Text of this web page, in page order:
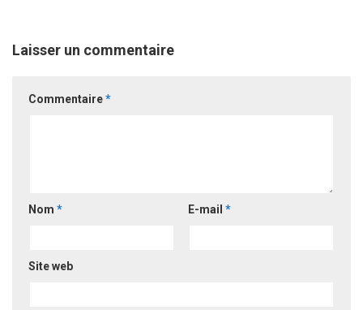
Laisser un commentaire
Commentaire*
Nom * E-mail *
Site web